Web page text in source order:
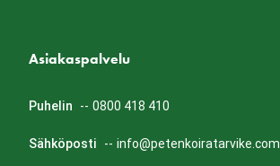
Asiakaspalvelu
Puhelin -- 0800 418 410
Sähköposti -- info@petenkoiratarvike.com